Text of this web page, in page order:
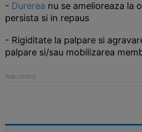
- Durerea nu se amelioreaza la
persista si in repaus
- Rigiditate la palpare si
palpare si/sau mobilizarea